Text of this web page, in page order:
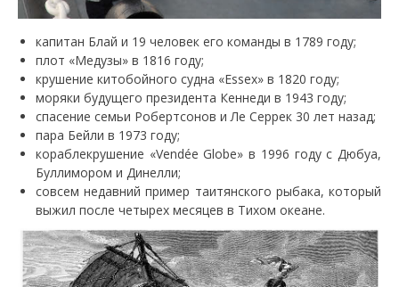
капитан Блай и 19 человек его команды в 1789 году;
плот «Медузы» в 1816 году;
крушение китобойного судна «Essex» в 1820 году;
моряки будущего президента Кеннеди в 1943 году;
спасение семьи Робертсонов и Ле Серрек 30 лет назад;
пара Бейли в 1973 году;
кораблекрушение «Vendée Globe» в 1996 году с Дюбуа,
Буллимором и Динелли;
совсем недавний пример таитянского рыбака, который
выжил после четырех месяцев в Тихом океане.